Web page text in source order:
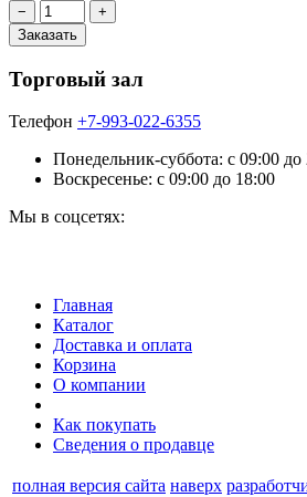
Торговый зал
Телефон +7-993-022-6355
Понедельник-суббота: c 09:00 до
Воскресенье: с 09:00 до 18:00
Мы в соцсетях:
Главная
Каталог
Доставка и оплата
Корзина
О компании
Как покупать
Сведения о продавце
полная версия сайта наверх